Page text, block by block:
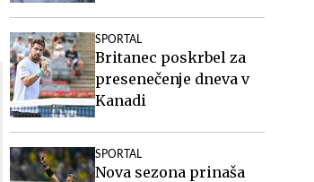
SPORTAL
Britanec poskrbel za
presenečenje dneva v
Kanadi
SPORTAL
Nova sezona prinaša